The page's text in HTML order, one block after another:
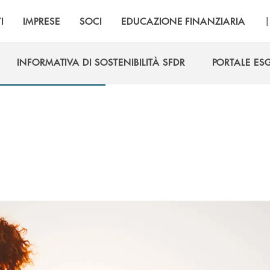
IMPRESE SOCI EDUCAZIONE FINANZIARIA |
INFORMATIVA DI SOSTENIBILITÀ SFDR
PORTALE